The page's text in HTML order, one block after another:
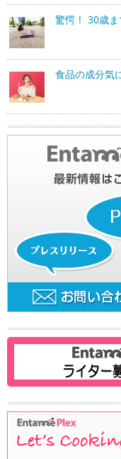
驚愕！ 30歳
食品の成分気